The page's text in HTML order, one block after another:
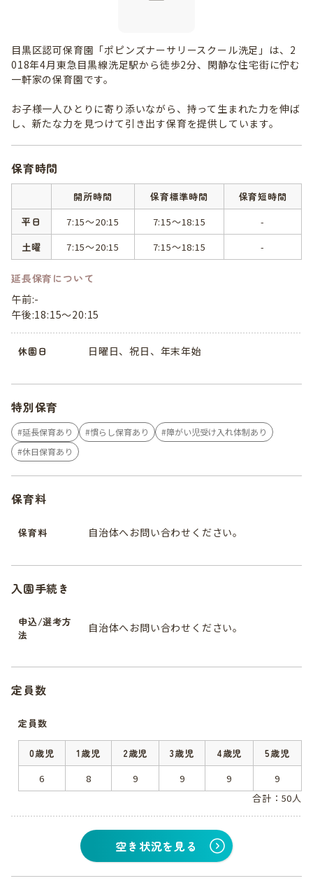
目黒区認可保育園「ポピンズナーサリースクール洗足」は、2
018年4月東急目黒線洗足駅から徒歩2分、閑静な住宅街に佇む
一軒家の保育園です。
お子様一人ひとりに寄り添いながら、持って生まれた力を伸ば
し、新たな力を見つけて引き出す保育を提供しています。
保育時間
開所時間 保育標準時間
保育短時間
平日
7:15～20:15 7:15～18:15
-
土曜
7:15～20:15 7:15～18:15 -
延長保育について
午前:-
午後:18:15～20:15
休園日 日曜日、祝日、年末年始
特別保育
延長保育あり 慣らし保育あり
障がい児受け入れ体制あり
休日保育あり
保育料
保育料 自治体へお問い合わせください。
入園手続き
申込/選考方
法
自治体へお問い合わせください。
定員数
定員数
0歳児 1歳児 2歳児 3歳児 4歳児
5歳児
6
8 9 9 9
9
合計：50人
空き状況を見る